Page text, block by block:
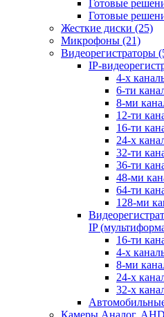
Готовые
Готовые
Жесткие диски (25)
Микрофоны (21)
Видеорегистраторы
IP-
4-х
6-ти
8-ми
12-ти
16-ти
24-х
32-ти
36-ти
48-ми
64-ти
128-ми
IP
16-ти
4-х
8-ми
24-х
32-х
Камеры Аналог,